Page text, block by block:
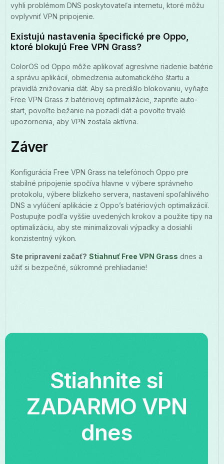
vyhli problémom DNS poskytovateľa internetu, ktoré môžu
ovplyvniť VPN pripojenie.
Existujú nastavenia špecifické pre Oppo,
ktoré blokujú Free VPN Grass?
ColorOS od Oppo môže aplikovať agresívne riadenie batérie
a správu aplikácií, obmedzenia automatického štartu a
pravidlá znižovania dát. Aby sa predišlo blokovaniu, vyňajte
Free VPN Grass z batériovej optimalizácie, zapnite auto-
start, povoľte bežanie na pozadí dát a povolte trvalé
upozornenia, aby VPN zostala aktívna.
Záver
Konfigurácia Free VPN Grass na telefónoch Oppo pre
stabilné pripojenie spočíva hlavne v výbere správneho
protokolu, výbere blízkeho servera, nastavení spoľahlivého
DNS a vylúčení aplikácie z Oppo’s batériových optimalizácií.
Postupujte podľa vyššie uvedených krokov a použite tipy na
optimalizáciu, aby ste minimalizovali výpadky a dosiahli
konzistentný výkon.
Ste pripravení začať? Stiahnuť Free VPN Grass dnes a
užiť si bezpečné, súkromné prehliadanie!
Stiahnite si
ZADARMO VPN
dnes